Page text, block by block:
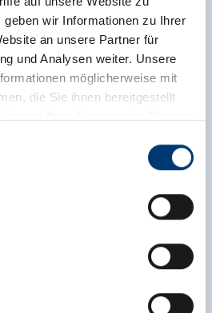
wir Informationen zu Ihrer
an unsere Partner für
und Analysen weiter. Unsere
möglicherweise mit
die Sie ihnen bereitgestellt
Ziller